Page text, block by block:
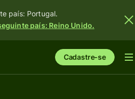
país: Portugal.
país: Reino Unido.
Cadastre-se